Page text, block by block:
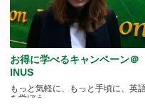
お得に学べるキャンペーン＠
INUS
もっと気軽に、もっと手頃に、英
を学ぼう。